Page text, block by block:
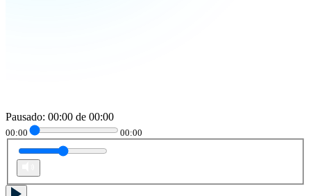
Pausado: 00:00 de 00:00
00:00 00:00